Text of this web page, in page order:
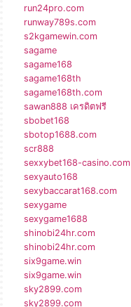
run24pro.com
runway789s.com
s2kgamewin.com
sagame
sagame168
sagame168th
sagame168th.com
sawan888 เครดิตฟรี
sbobet168
sbotop1688.com
scr888
sexxybet168-casino.com
sexyauto168
sexybaccarat168.com
sexygame
sexygame1688
shinobi24hr.com
shinobi24hr.com
six9game.win
six9game.win
sky2899.com
sky2899.com